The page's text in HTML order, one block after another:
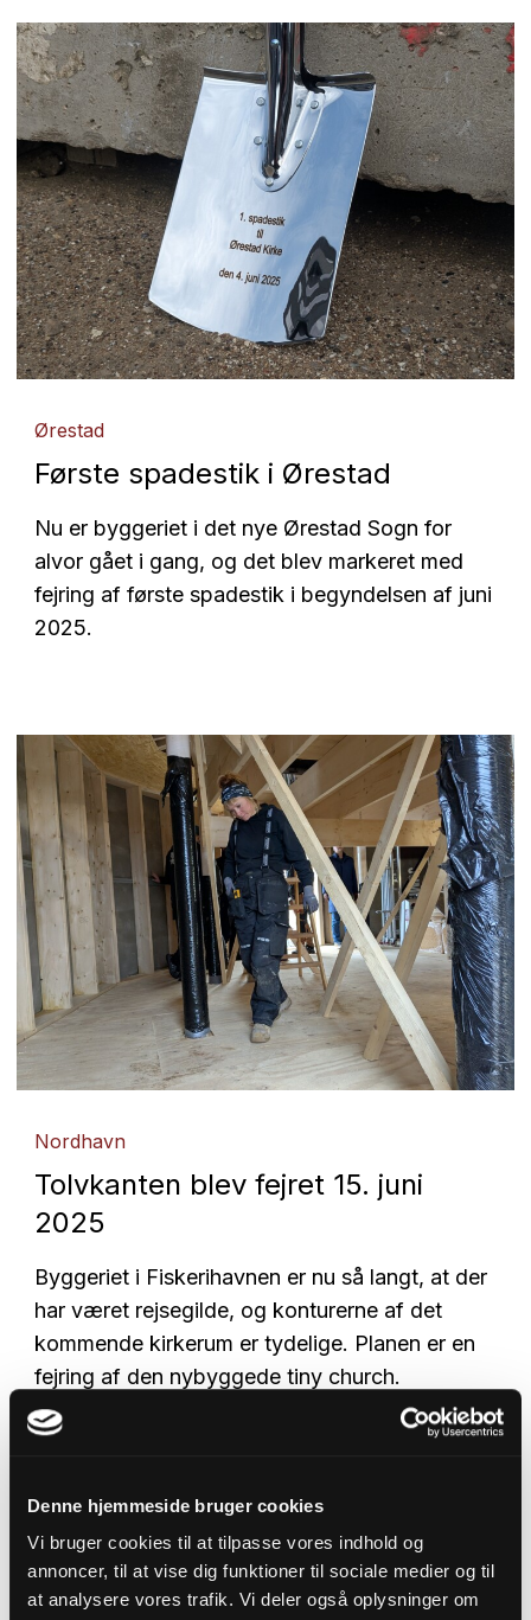
Denne hjemmeside bruger cookies
Vi bruger cookies til at tilpasse vores indhold og
annoncer, til at vise dig funktioner til sociale medier og til
at analysere vores trafik. Vi deler også oplysninger om
Ørestad
Første spadestik i Ørestad
Nu er byggeriet i det nye Ørestad Sogn for
alvor gået i gang, og det blev markeret med
fejring af første spadestik i begyndelsen af juni
2025.
Nordhavn
Tolvkanten blev fejret 15. juni
2025
Byggeriet i Fiskerihavnen er nu så langt, at der
har været rejsegilde, og konturerne af det
kommende kirkerum er tydelige. Planen er en
fejring af den nybyggede tiny church.